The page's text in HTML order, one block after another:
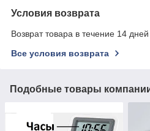
Условия возврата
Возврат товара в течение 14
Все условия возврата
Подобные товары